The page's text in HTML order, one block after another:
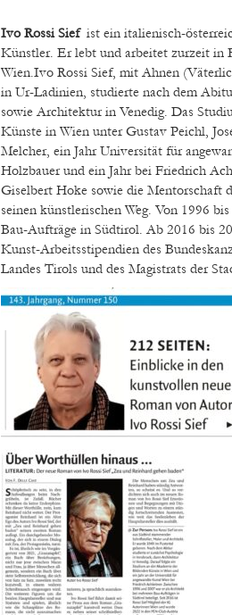
Ivo Rossi Siefist ein italienisch-
Künstler. Er lebt und arbeitet zurzeit in
Wien.Ivo Rossi Sief, mit Ahnen
in Ur-Ladinien, studierte nach dem
sowie Architektur in Venedig. Das
Künste in Wien unter Gustav Peichl,
Melcher, ein Jahr Universität für
Holzbauer und ein Jahr bei Friedrich
Giselbert Hoke sowie die Mentorschaft
seinen künstlerischen Weg. Von 1996
Bau-Aufträge in Südtirol. Ab 2016 bis
Kunst-Arbeitsstipendien des
Landes Tirols und des Magistrats der